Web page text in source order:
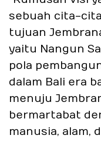
sebuah cita-
tujuan
yaitu Nangun
pola
dalam Bali era
menuju
bermartabat
manusia, alam,